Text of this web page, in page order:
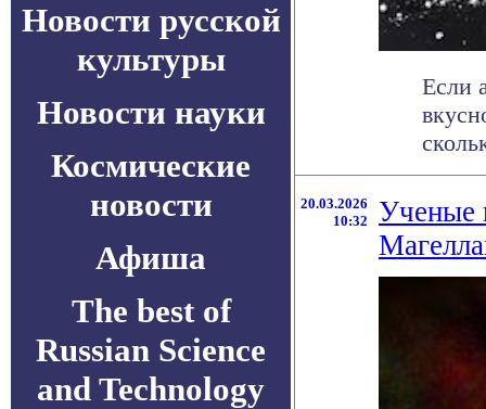
Новости русской
культуры
Новости науки
Космические
новости
Афиша
The best of
Russian Science
and Technology
Если
20.03.2026
10:32
Ученые